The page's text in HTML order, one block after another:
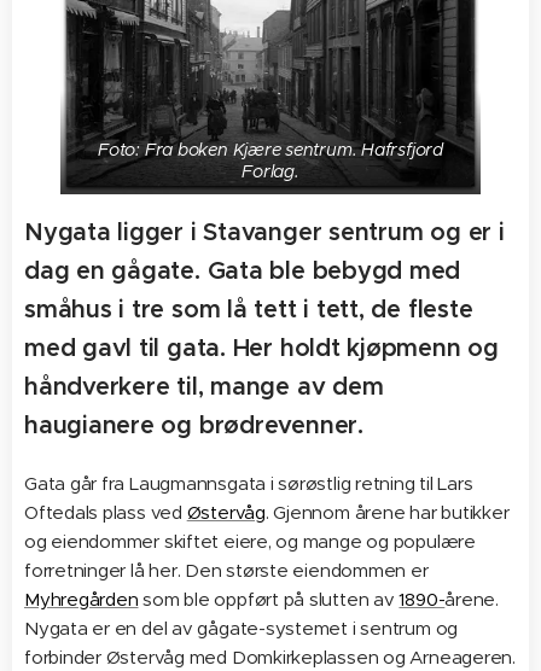
Foto: Fra boken Kjære sentrum. Hafrsfjord
Forlag.
Nygata ligger i Stavanger sentrum og er i
dag en gågate. Gata ble bebygd med
småhus i tre som lå tett i tett, de fleste
med gavl til gata. Her holdt kjøpmenn og
håndverkere til, mange av dem
haugianere og brødrevenner.
Gata går fra Laugmannsgata i sørøstlig retning til Lars
Oftedals plass ved Østervåg. Gjennom årene har butikker
og eiendommer skiftet eiere, og mange og populære
forretninger lå her. Den største eiendommen er
Myhregården som ble oppført på slutten av1890-årene.
Nygata er en del av gågate-systemet i sentrum og
forbinder Østervåg med Domkirkeplassen og Arneageren.